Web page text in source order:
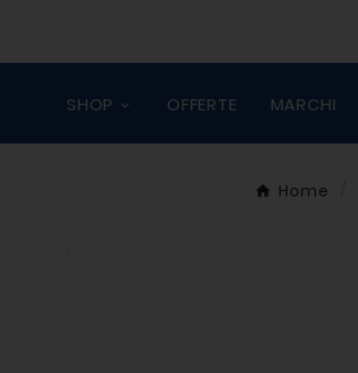
SHOP OFFERTE MARCHI
Home